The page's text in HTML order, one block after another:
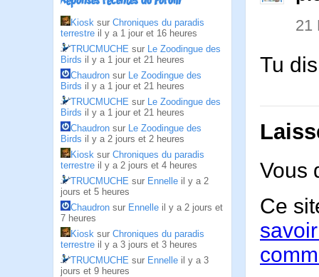
Kiosk sur Chroniques du paradis
terrestre il y a 1 jour et 16 heures
TRUCMUCHE sur Le Zoodingue des
Birds il y a 1 jour et 21 heures
Chaudron sur Le Zoodingue des
Birds il y a 1 jour et 21 heures
TRUCMUCHE sur Le Zoodingue des
Birds il y a 1 jour et 21 heures
Chaudron sur Le Zoodingue des
Birds il y a 2 jours et 2 heures
Kiosk sur Chroniques du paradis
terrestre il y a 2 jours et 4 heures
TRUCMUCHE sur Ennelle il y a 2
jours et 5 heures
Chaudron sur Ennelle il y a 2 jours et
7 heures
Kiosk sur Chroniques du paradis
terrestre il y a 3 jours et 3 heures
TRUCMUCHE sur Ennelle il y a 3
jours et 9 heures
21
Tu
Vous
Ce